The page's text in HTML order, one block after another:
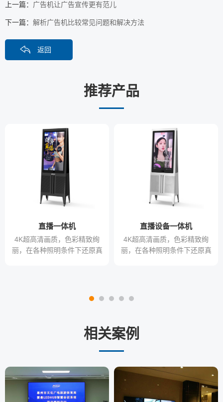
上一篇： 广告机让广告宣传更有范儿
下一篇： 解析广告机比较常见问题和解决方法
返回
推荐产品
直播一体机
4K超高清画质，色彩精致绚
丽，在各种照明条件下还原真
直播设备一体机
4K超高清画质，色彩精致绚
丽，在各种照明条件下还原真
相关案例